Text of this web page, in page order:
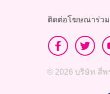
ติดต่อโฆษณาร่ว
© 2026 บริษัท สี่พ